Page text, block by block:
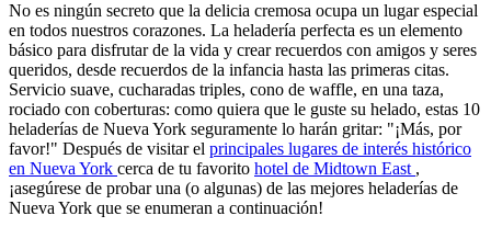
No es ningún secreto que la delicia cremosa ocupa un lugar especial
en todos nuestros corazones. La heladería perfecta es un elemento
básico para disfrutar de la vida y crear recuerdos con amigos y seres
queridos, desde recuerdos de la infancia hasta las primeras citas.
Servicio suave, cucharadas triples, cono de waffle, en una taza,
rociado con coberturas: como quiera que le guste su helado, estas 10
heladerías de Nueva York seguramente lo harán gritar: "¡Más, por
favor!" Después de visitar el principales lugares de interés histórico
en Nueva York cerca de tu favorito hotel de Midtown East ,
¡asegúrese de probar una (o algunas) de las mejores heladerías de
Nueva York que se enumeran a continuación!